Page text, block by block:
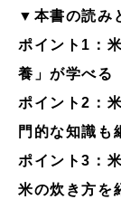
▼本書の読み
ポイント1：
養」が学べる
ポイント2：
門的な知識も
ポイント3：
米の炊き方を